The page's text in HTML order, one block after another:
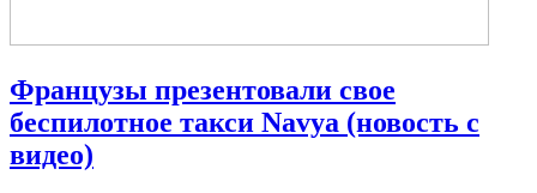
Французы презентовали свое
беспилотное такси Navya (новость с
видео)